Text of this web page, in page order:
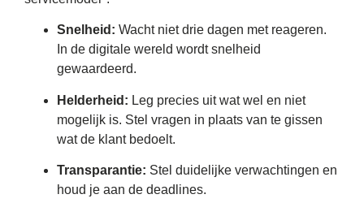
Snelheid: Wacht niet drie dagen met reageren.
In de digitale wereld wordt snelheid
gewaardeerd.
Helderheid: Leg precies uit wat wel en niet
mogelijk is. Stel vragen in plaats van te gissen
wat de klant bedoelt.
Transparantie: Stel duidelijke verwachtingen en
houd je aan de deadlines.